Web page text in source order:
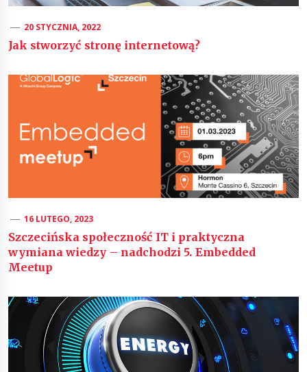
20 STYCZNIA, 2022
Jak stworzyć stronę internetową?
16 LUTEGO, 2023
Szczecińska społeczność IT i praktyczna
wymiana wiedzy – nadchodzi 5. Embedded
Meetup